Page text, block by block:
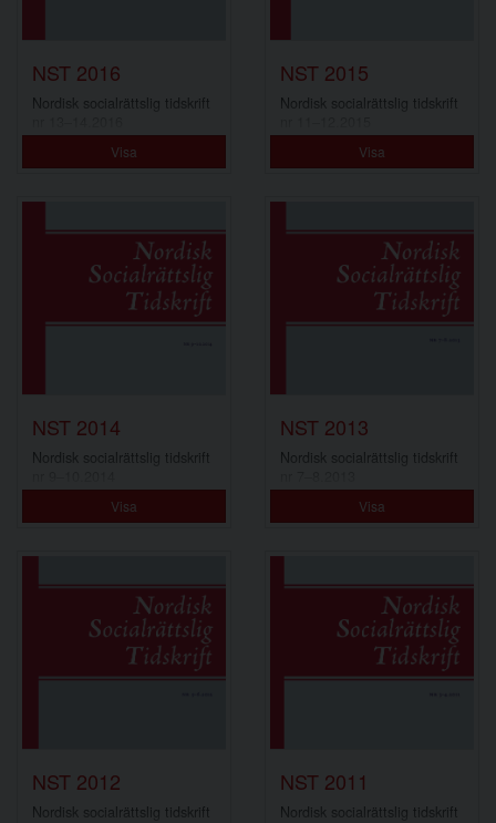
NST 2016
Nordisk socialrättslig tidskrift
Visa
NST 2015
Nordisk socialrättslig tidskrift
Visa
NST 2014
Nordisk socialrättslig tidskrift
Visa
NST 2013
Nordisk socialrättslig tidskrift
Visa
NST 2012
Nordisk socialrättslig tidskrift
NST 2011
Nordisk socialrättslig tidskrift